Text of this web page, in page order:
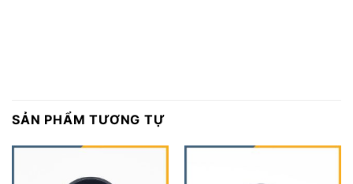
SẢN PHẨM TƯƠNG TỰ